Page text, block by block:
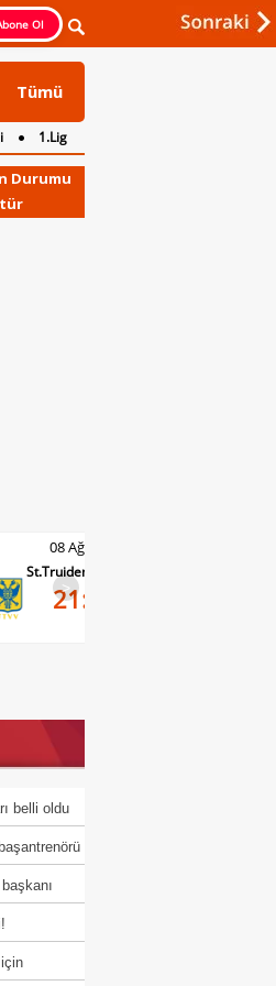
Ol
Tümü
1.Lig
Durumu
08 Ağustos
Standard Liege-Cercle Brugge
0-0
>
belli oldu